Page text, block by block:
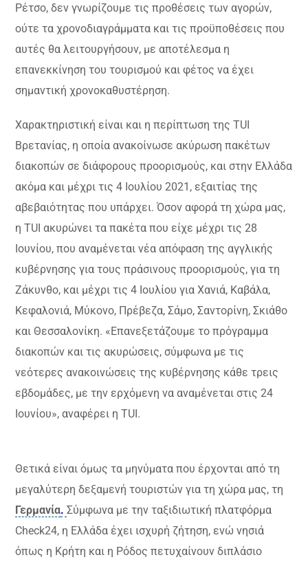
Ρέτσο, δεν γνωρίζουμε τις προθέσεις των αγορών,
ούτε τα χρονοδιαγράμματα και τις προϋποθέσεις που
αυτές θα λειτουργήσουν, με αποτέλεσμα η
επανεκκίνηση του τουρισμού και φέτος να έχει
σημαντική χρονοκαθυστέρηση.
Χαρακτηριστική είναι και η περίπτωση της ΤUI
Βρετανίας, η οποία ανακοίνωσε ακύρωση πακέτων
διακοπών σε διάφορους προορισμούς, και στην Ελλάδα
ακόμα και μέχρι τις 4 Ιουλίου 2021, εξαιτίας της
αβεβαιότητας που υπάρχει. Όσον αφορά τη χώρα μας,
η TUI ακυρώνει τα πακέτα που είχε μέχρι τις 28
Ιουνίου, που αναμένεται νέα απόφαση της αγγλικής
κυβέρνησης για τους πράσινους προορισμούς, για τη
Ζάκυνθο, και μέχρι τις 4 Ιουλίου για Χανιά, Καβάλα,
Κεφαλονιά, Μύκονο, Πρέβεζα, Σάμο, Σαντορίνη, Σκιάθο
και Θεσσαλονίκη. «Επανεξετάζουμε το πρόγραμμα
διακοπών και τις ακυρώσεις, σύμφωνα με τις
νεότερες ανακοινώσεις της κυβέρνησης κάθε τρεις
εβδομάδες, με την ερχόμενη να αναμένεται στις 24
Ιουνίου», αναφέρει η TUI.
Θετικά είναι όμως τα μηνύματα που έρχονται από τη
μεγαλύτερη δεξαμενή τουριστών για τη χώρα μας, τη
Γερμανία.Σύμφωνα με την ταξιδιωτική πλατφόρμα
Check24, η Ελλάδα έχει ισχυρή ζήτηση, ενώ νησιά
όπως η Κρήτη και η Ρόδος πετυχαίνουν διπλάσιο